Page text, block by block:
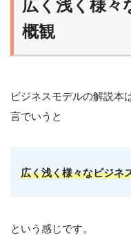
広く浅く様々
概観
ビジネスモデルの解説本
言でいうと
広く浅く様々なビジネ
という感じです。